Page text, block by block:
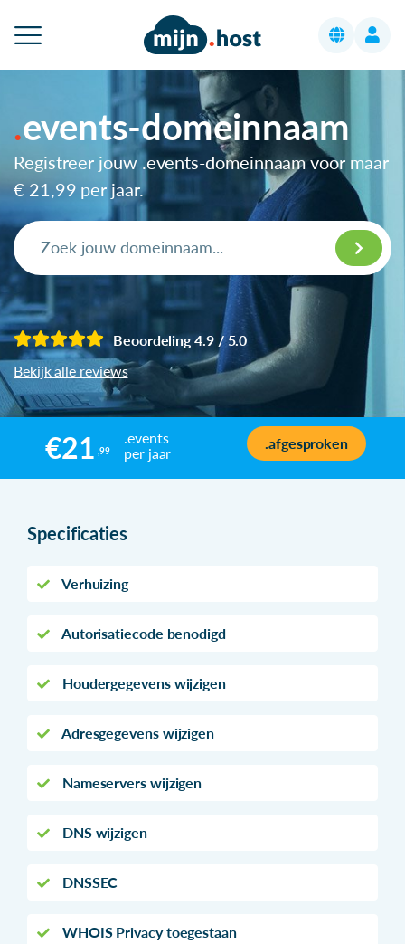
events-domeinnaam
Registreer jouw .events-domeinnaam voor maar
€ 21,99 per jaar.
Beoordeling 4.9 / 5.0
Bekijk alle reviews
€21 ,99
.events
per jaar
.afgesproken
Specificaties
Verhuizing
Autorisatiecode benodigd
Houdergegevens wijzigen
Adresgegevens wijzigen
Nameservers wijzigen
DNS wijzigen
DNSSEC
WHOIS Privacy toegestaan